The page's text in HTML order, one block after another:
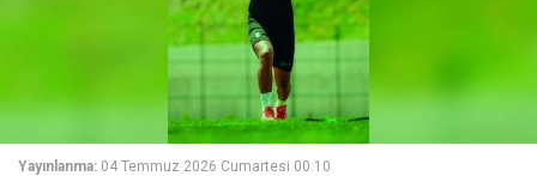
Yayınlanma: 04 Temmuz 2026 Cumartesi 00:10